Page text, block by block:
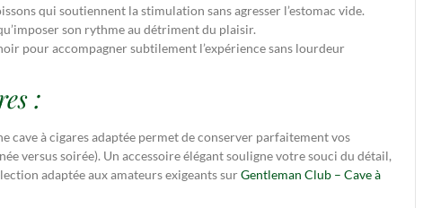
qui soutiennent la stimulation sans agresser l’estomac vide.
son rythme au détriment du plaisir.
pour accompagner subtilement l’expérience sans lourdeur
:
cave à cigares adaptée permet de conserver parfaitement vos
versus soirée). Un accessoire élégant souligne votre souci du détail,
adaptée aux amateurs exigeants surGentleman Club – Cave à